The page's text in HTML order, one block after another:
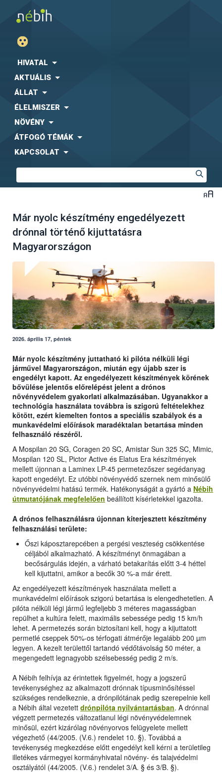
HIVATAL
AKTUÁLIS
ÁLLAT
ÉLELMISZER
NÖVÉNY
ÁTFOGÓ TÉMÁK
KAPCSOLAT
Már nyolc készítmény engedélyezett
drónnal történő kijuttatásra
Magyarországon
2026. április 17, péntek
Már nyolc készítmény juttatható ki pilóta nélküli légi
járművel Magyarországon, miután egy újabb szer is
engedélyt kapott. Az engedélyezett készítmények körének
bővülése jelentős előrelépést jelent a drónos
növényvédelem gyakorlati alkalmazásában. Ugyanakkor a
technológia használata továbbra is szigorú feltételekhez
kötött, ezért kiemelten fontos a speciális szabályok és a
munkavédelmi előírások maradéktalan betartása minden
felhasználó részéről.
A Mospilan 20 SG, Coragen 20 SC, Amistar Sun 325 SC, Mimic,
Mospilan 120 SL, Pictor Active és Elatus Era készítmények
mellett újonnan a Laminex LP-45 permetezőszer segédanyag
kapott engedélyt. Ez utóbbi növényvédő szernek nem minősülő
növényvédelmi hatású termék. Hatékonyságát a gyártó a Nébih
útmutatójának megfelelően beállított kísérletekkel igazolta.
A drónos felhasználásra újonnan kiterjesztett készítmény
felhasználási területe:
Őszi káposztarepcében a pergési veszteség csökkentése
céljából alkalmazható. A készítményt önmagában a
becősárgulás idején, a várható betakarítás előtt 3-4 héttel
kell kijuttatni, amikor a becők 30 %-a már érett.
Az engedélyezett készítmények használata mellett a
munkavédelmi előírások szigorú betartása is elengedhetetlen. A
pilóta nélküli légi jármű legfeljebb 3 méteres magasságban
repülhet a kultúra felett, maximális sebessége pedig 15 km/h
lehet. A permetezés során biztosítani kell, hogy a kijuttatott
permetlé cseppek 50%-os térfogati átmérője legalább 200 µm
legyen. A kezelt területtől tartandó védőtávolság 50 méter, a
megengedett legnagyobb szélsebesség pedig 2 m/s.
A Nébih felhívja az érintettek figyelmét, hogy a jogszerű
tevékenységhez az alkalmazott drónnak típusminősítéssel
szükséges rendelkeznie, a drónpilótának pedig szerepelnie kell
a Nébih által vezetett drónpilóta nyilvántartásban. A drónnal
végzett permetezés változatlanul légi növényvédelemnek
minősül, ezért kizárólag növényorvos felügyelete mellett
végezhető (44/2005. (V.6.) rendelet 10. §). Továbbá a
tevékenység megkezdése előtt engedélyt kell kérni a területileg
illetékes vármegyei kormányhivatal növény- és talajvédelmi
osztályától (44/2005. (V.6.) rendelet 3/A. § és 3/B. §).